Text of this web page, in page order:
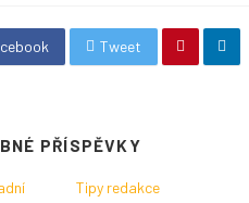
Tweet
PŘÍSPĚVKY
Tipy redakce